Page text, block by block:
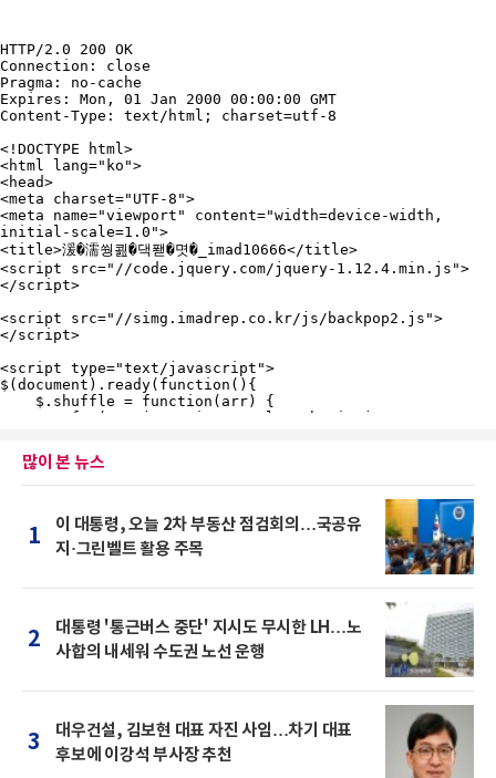
많이 본 뉴스
1
이 대통령, 오늘 2차 부동산 점검회의…국공유
지·그린벨트 활용 주목
2
대통령 '통근버스 중단' 지시도 무시한 LH…노
사합의 내세워 수도권 노선 운행
3
대우건설, 김보현 대표 자진 사임…차기 대표
후보에 이강석 부사장 추천